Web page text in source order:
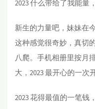
2023 什么带给了我能量，
新生的力量吧，妹妹在
这种感觉很奇妙，真切
八爬。手机相册里按月
大，2023 最开心的一次
2023 花得最值的一笔钱，